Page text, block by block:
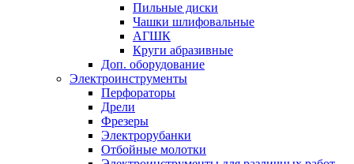
Пильные диски
Чашки шлифовальные
АГШК
Круги абразивные
Доп. оборудование
Электроинструменты
Перфораторы
Дрели
Фрезеры
Электрорубанки
Отбойные молотки